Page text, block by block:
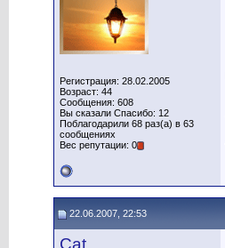
Регистрация: 28.02.2005
Возраст: 44
Сообщения: 608
Вы сказали Спасибо: 12
Поблагодарили 68 раз(а) в 63
сообщениях
Вес репутации: 0
22.06.2007, 22:53
Cat